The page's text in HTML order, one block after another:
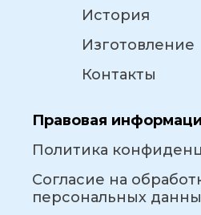
История
Изготовление
Контакты
Правовая
Политика
Согласие на
персональных